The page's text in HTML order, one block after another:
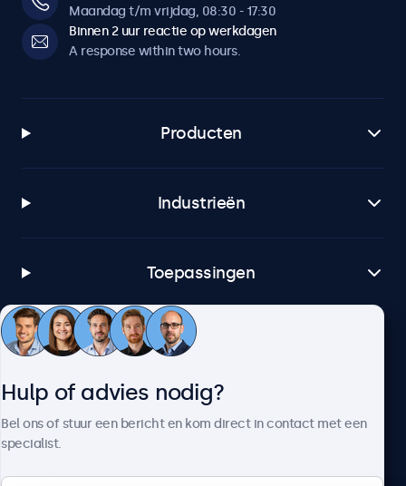
Maandag t/m vrijdag, 08:30 - 17:30
Binnen 2 uur reactie op werkdagen
A response within two hours.
Producten
Industrieën
Toepassingen
Klantenservice
Hulp of advies nodig?
Bel ons of stuur een bericht en kom direct in contact met een
specialist.